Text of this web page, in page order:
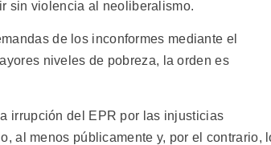
sin violencia al neoliberalismo.
de los inconformes mediante el
niveles de pobreza, la orden es
irrupción del EPR por las injusticias
al menos públicamente y, por el contrario,